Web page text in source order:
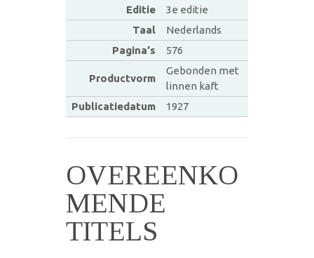
Editie
3e editie
Taal
Nederlands
Pagina's
576
Productvorm
Gebonden met
linnen kaft
Publicatiedatum
1927
OVEREENKO
MENDE
TITELS